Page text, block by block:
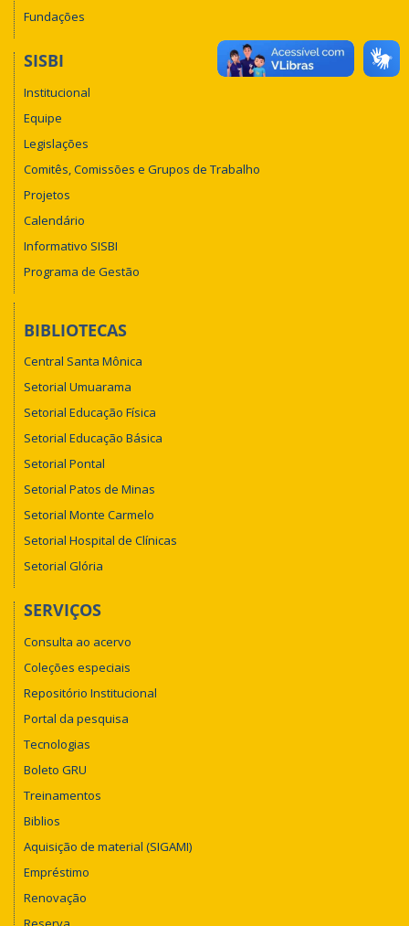
Fundações
SISBI
Institucional
Equipe
Legislações
Comitês, Comissões e Grupos de Trabalho
Projetos
Calendário
Informativo SISBI
Programa de Gestão
BIBLIOTECAS
Central Santa Mônica
Setorial Umuarama
Setorial Educação Física
Setorial Educação Básica
Setorial Pontal
Setorial Patos de Minas
Setorial Monte Carmelo
Setorial Hospital de Clínicas
Setorial Glória
SERVIÇOS
Consulta ao acervo
Coleções especiais
Repositório Institucional
Portal da pesquisa
Tecnologias
Boleto GRU
Treinamentos
Biblios
Aquisição de material (SIGAMI)
Empréstimo
Renovação